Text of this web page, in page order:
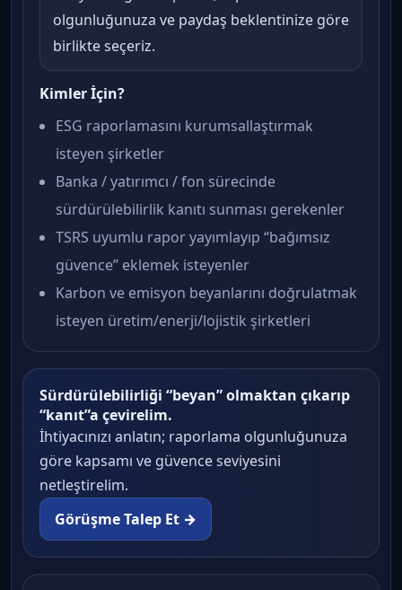
olgunluğunuza ve paydaş beklentinize göre
birlikte seçeriz.
Kimler İçin?
ESG raporlamasını kurumsallaştırmak
isteyen şirketler
Banka / yatırımcı / fon sürecinde
sürdürülebilirlik kanıtı sunması gerekenler
TSRS uyumlu rapor yayımlayıp “bağımsız
güvence” eklemek isteyenler
Karbon ve emisyon beyanlarını doğrulatmak
isteyen üretim/enerji/lojistik şirketleri
Sürdürülebilirliği “beyan” olmaktan çıkarıp
“kanıt”a çevirelim.
İhtiyacınızı anlatın; raporlama olgunluğunuza
göre kapsamı ve güvence seviyesini
netleştirelim.
Görüşme Talep Et →